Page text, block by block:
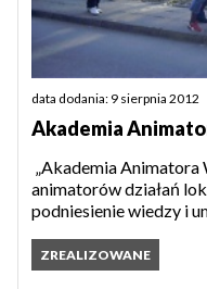
data dodania: 9 sierpnia 2012
Akademia
„Akademia
animatorów działań
podniesienie wiedzy i
ZREALIZOWANE